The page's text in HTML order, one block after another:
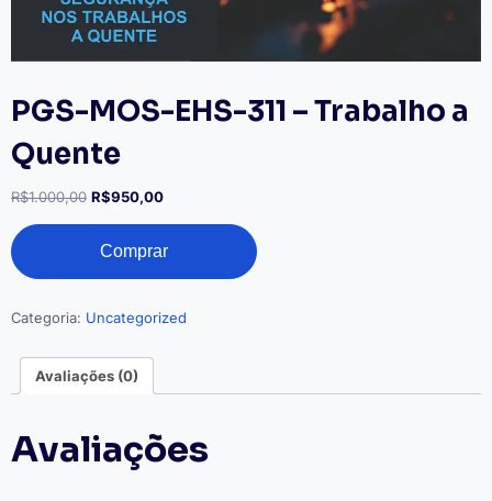
PGS-MOS-EHS-311 – Trabalho a
Quente
R$1.000,00 O
era:
R$1.000,00.
R$950,00O
é:
R$950,00.
PGS-
MOS-
EHS-
–
Quente
quantidade
Comprar
Categoria: Uncategorized
Avaliações (0)
Avaliações